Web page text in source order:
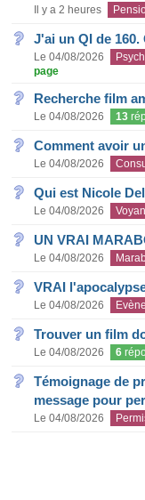
Il y a 2 heures
J'ai un QI de
Le 04/08/2026
page
Recherche film
Le 04/08/2026 13
Comment avoir
Le 04/08/2026
Qui est Nicole
Le 04/08/2026
UN VRAI
Le 04/08/2026
VRAI
Le 04/08/2026
Trouver un film
Le 04/08/2026 6
Témoignage de
message pour per
Le 04/08/2026